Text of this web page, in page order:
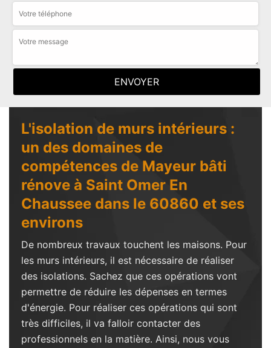
L'isolation de murs intérieurs :
un des domaines de
compétences de Mayeur bâti
rénove à Saint Omer En
Chaussee dans le 60860 et ses
environs
De nombreux travaux touchent les maisons. Pour
les murs intérieurs, il est nécessaire de réaliser
des isolations. Sachez que ces opérations vont
permettre de réduire les dépenses en termes
d'énergie. Pour réaliser ces opérations qui sont
très difficiles, il va falloir contacter des
professionnels en la matière. Ainsi, nous vous